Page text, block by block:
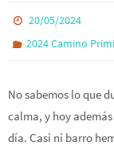
20/05/2024
2024 Camino
No sabemos lo que
calma, y hoy
día. Casi ni barro